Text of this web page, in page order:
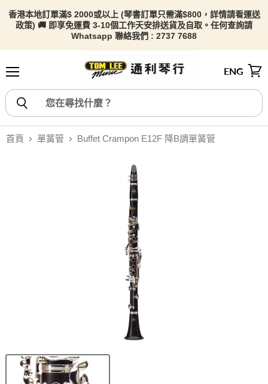
香港本地訂單滿$ 2000或以上 (琴書訂單只需滿$800，詳情請看運送
政策) 🚚 即享免運費 3-10個工作天安排送貨及自取。任何查詢請
Whatsapp 聯絡我們 : 2737 7688
ENG
首頁 單簧管 Buffet Crampon E12F 降B調單簧管